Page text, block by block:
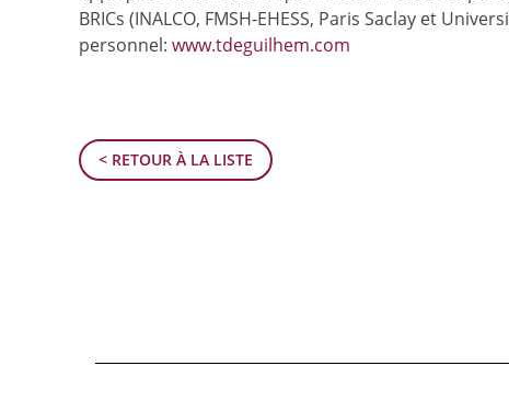
< RETOUR À LA LISTE
BRICs (INALCO, FMSH-EHESS, Paris Saclay et
personnel: www.tdeguilhem.com